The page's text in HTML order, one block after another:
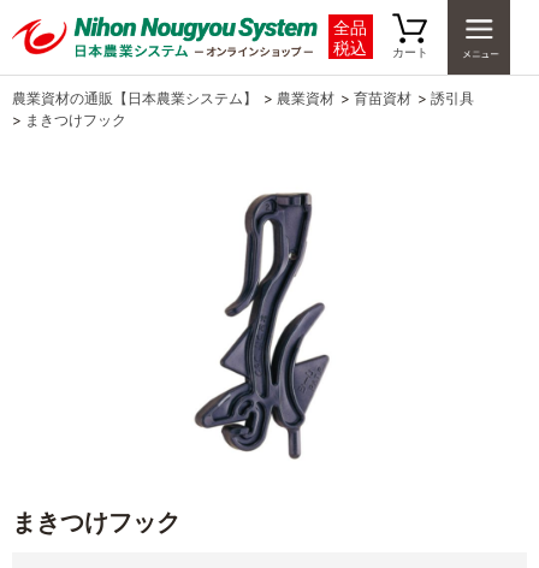
全品
税込
カート
農業資材の通販【日本農業システム】 > 農業資材 > 育苗資材 > 誘引具
> まきつけフック
まきつけフック